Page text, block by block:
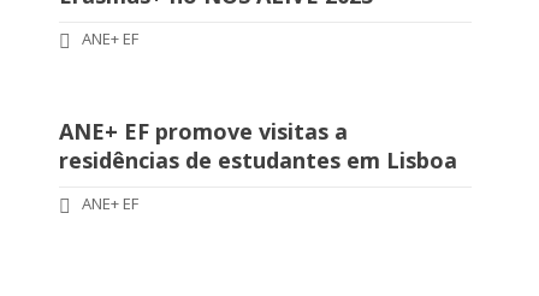
ANE+ EF
ANE+ EF promove visitas a
residências de estudantes em Lisboa
ANE+ EF